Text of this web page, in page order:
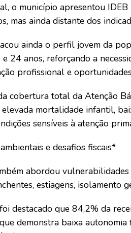
o município apresentou
mas ainda distante dos
ainda o perfil jovem da
24 anos, reforçando a
profissional e
cobertura total da Atenção
mortalidade infantil,
sensíveis à atenção
e desafios fiscais*
abordou
estiagens, isolamento
destacado que 84,2% da
demonstra baixa